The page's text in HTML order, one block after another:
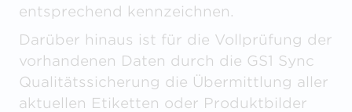
entsprechend kennzeichnen.
Darüber hinaus ist für die Vollprüfung der
vorhandenen Daten durch die GS1 Sync
Qualitätssicherung die Übermittlung aller
aktuellen Etiketten oder Produktbilder